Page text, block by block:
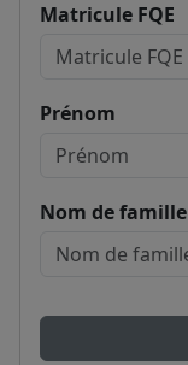
Matricule FQE
Prénom
Nom de famille